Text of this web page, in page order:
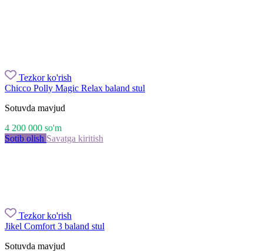
Tezkor ko'rish
Chicco Polly Magic Relax baland stul
Sotuvda mavjud
4 200 000 so'm
Sotib olish Savatga kiritish
Tezkor ko'rish
Jikel Comfort 3 baland stul
Sotuvda mavjud